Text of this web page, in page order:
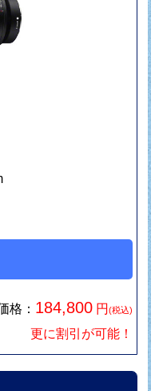
格： 184,800 円(税込)
更に割引が可能！